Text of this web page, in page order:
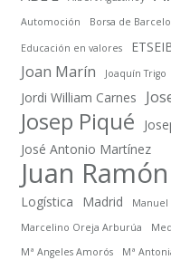
Automoción Borsa de
Educación en valores
Joan Marín
Joaquín Trigo
Jordi William Carnes
Josep Piqué
José Antonio Martínez
Juan
Logística
Madrid Manuel
Marcelino Oreja Arburúa
Mª Angeles Amorós
Mª